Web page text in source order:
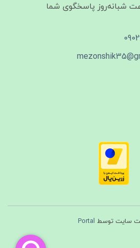
هفته ، ۲۴ ساعت شبانه‌روز پاسخگوی شما
سایت توسط Portal